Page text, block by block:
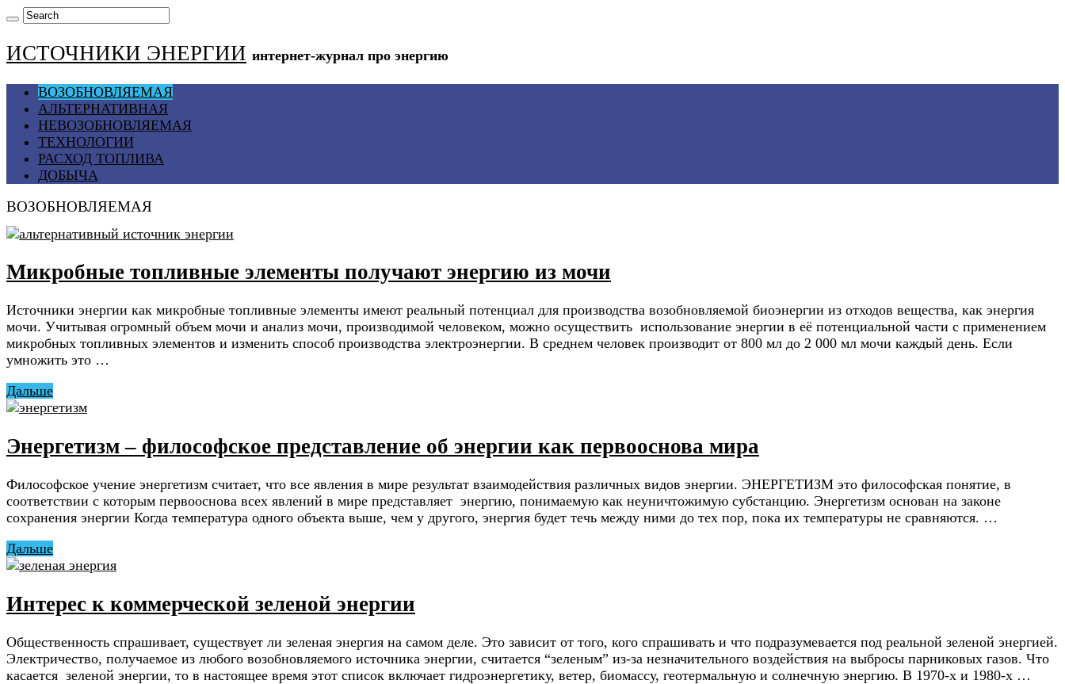
ИСТОЧНИКИ ЭНЕРГИИ интернет-журнал про энергию
ВОЗОБНОВЛЯЕМАЯ
АЛЬТЕРНАТИВНАЯ
НЕВОЗОБНОВЛЯЕМАЯ
ТЕХНОЛОГИИ
РАСХОД ТОПЛИВА
ДОБЫЧА
ВОЗОБНОВЛЯЕМАЯ
Микробные топливные элементы получают энергию из мочи
Источники энергии как микробные топливные элементы имеют реальный потенциал для производства возобновляемой биоэнергии из отходов вещества, как энергия
мочи. Учитывая огромный объем мочи и анализ мочи, производимой человеком, можно осуществить использование энергии в её потенциальной части с применением
микробных топливных элементов и изменить способ производства электроэнергии. В среднем человек производит от 800 мл до 2 000 мл мочи каждый день. Если
умножить это …
Дальше
Энергетизм – философское представление об энергии как первооснова мира
Философское учение энергетизм считает, что все явления в мире результат взаимодействия различных видов энергии. ЭНЕРГЕТИЗМ это философская понятие, в
соответствии с которым первооснова всех явлений в мире представляет энергию, понимаемую как неуничтожимую субстанцию. Энергетизм основан на законе
сохранения энергии Когда температура одного объекта выше, чем у другого, энергия будет течь между ними до тех пор, пока их температуры не сравняются. …
Дальше
Интерес к коммерческой зеленой энергии
Общественность спрашивает, существует ли зеленая энергия на самом деле. Это зависит от того, кого спрашивать и что подразумевается под реальной зеленой энергией.
Электричество, получаемое из любого возобновляемого источника энергии, считается “зеленым” из-за незначительного воздействия на выбросы парниковых газов. Что
касается зеленой энергии, то в настоящее время этот список включает гидроэнергетику, ветер, биомассу, геотермальную и солнечную энергию. В 1970-х и 1980-х …